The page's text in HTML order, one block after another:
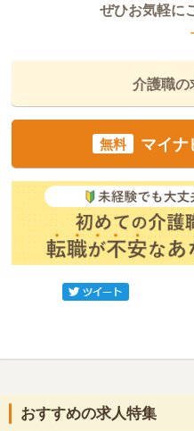
ぜひお気軽に
介護職の
無料 マイナ
おすすめの求人特集